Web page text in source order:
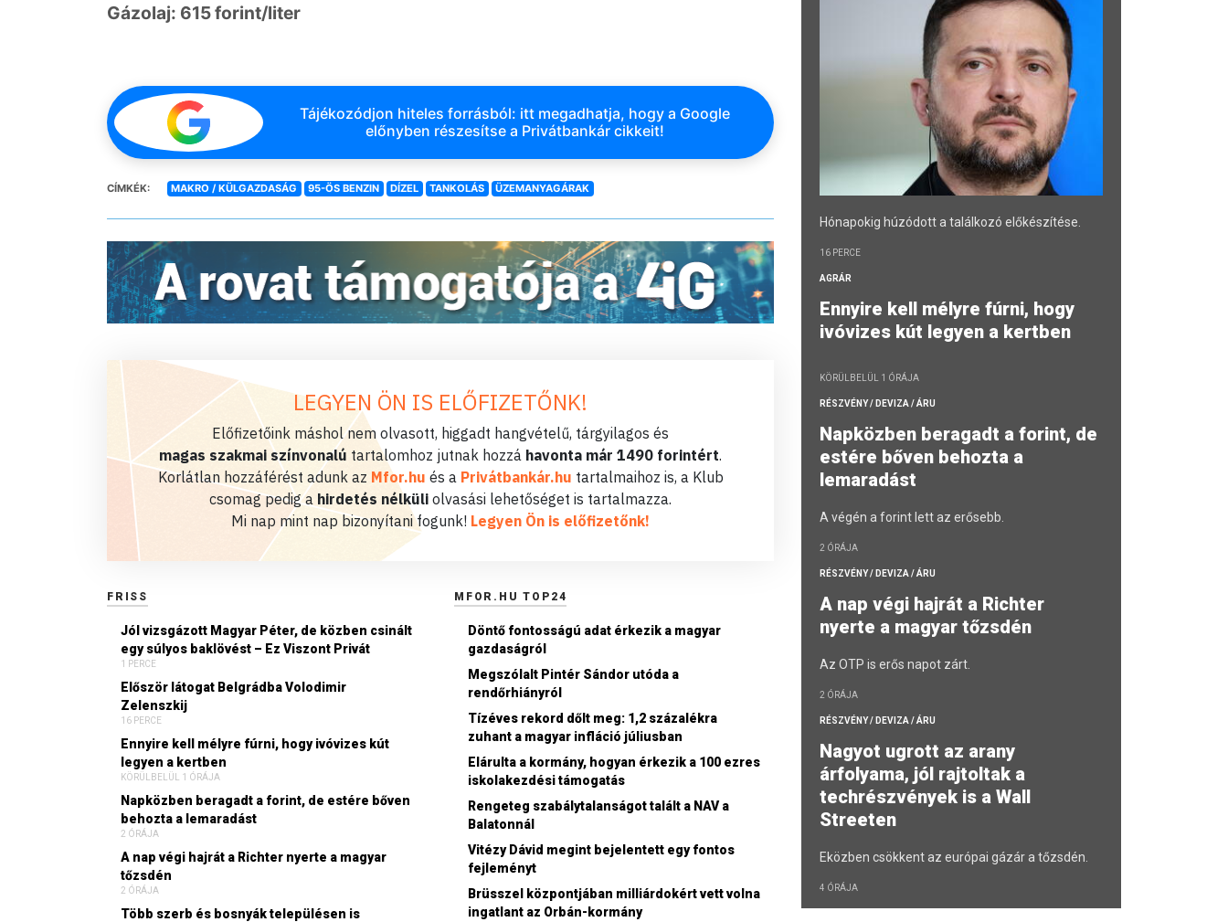
Gázolaj: 615 forint/liter
Tájékozódjon hiteles forrásból: itt megadhatja, hogy a Google
előnyben részesítse a Privátbankár cikkeit!
CÍMKÉK: MAKRO / KÜLGAZDASÁG 95-ÖS BENZIN DÍZEL TANKOLÁS ÜZEMANYAGÁRAK
LEGYEN ÖN IS ELŐFIZETŐNK!
Előfizetőink máshol nem olvasott, higgadt hangvételű, tárgyilagos és
magas szakmai színvonalú tartalomhoz jutnak hozzá havonta már 1490 forintért.
Korlátlan hozzáférést adunk az Mfor.hu és a Privátbankár.hu tartalmaihoz is, a Klub
csomag pedig a hirdetés nélküli olvasási lehetőséget is tartalmazza.
Mi nap mint nap bizonyítani fogunk! Legyen Ön is előfizetőnk!
FRISS
Jól vizsgázott Magyar Péter, de közben csinált
egy súlyos baklövést – Ez Viszont Privát
1 PERCE
Először látogat Belgrádba Volodimir
Zelenszkij
16 PERCE
Ennyire kell mélyre fúrni, hogy ivóvizes kút
legyen a kertben
KÖRÜLBELÜL 1 ÓRÁJA
Napközben beragadt a forint, de estére bőven
behozta a lemaradást
2 ÓRÁJA
A nap végi hajrát a Richter nyerte a magyar
tőzsdén
2 ÓRÁJA
Több szerb és bosnyák településen is
MFOR.HU TOP24
Döntő fontosságú adat érkezik a magyar
gazdaságról
Megszólalt Pintér Sándor utóda a
rendőrhiányról
Tízéves rekord dőlt meg: 1,2 százalékra
zuhant a magyar infláció júliusban
Elárulta a kormány, hogyan érkezik a 100 ezres
iskolakezdési támogatás
Rengeteg szabálytalanságot talált a NAV a
Balatonnál
Vitézy Dávid megint bejelentett egy fontos
fejleményt
Brüsszel központjában milliárdokért vett volna
ingatlant az Orbán-kormány
Hónapokig húzódott a találkozó előkészítése.
16 PERCE
AGRÁR
Ennyire kell mélyre fúrni, hogy
ivóvizes kút legyen a kertben
KÖRÜLBELÜL 1 ÓRÁJA
RÉSZVÉNY / DEVIZA / ÁRU
Napközben beragadt a forint, de
estére bőven behozta a
lemaradást
A végén a forint lett az erősebb.
2 ÓRÁJA
RÉSZVÉNY / DEVIZA / ÁRU
A nap végi hajrát a Richter
nyerte a magyar tőzsdén
Az OTP is erős napot zárt.
2 ÓRÁJA
RÉSZVÉNY / DEVIZA / ÁRU
Nagyot ugrott az arany
árfolyama, jól rajtoltak a
techrészvények is a Wall
Streeten
Eközben csökkent az európai gázár a tőzsdén.
4 ÓRÁJA